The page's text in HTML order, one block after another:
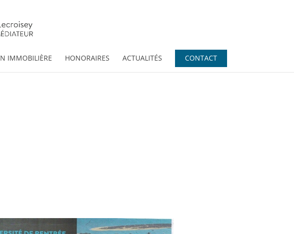
IMMOBILIÈRE HONORAIRES ACTUALITÉS CONTACT